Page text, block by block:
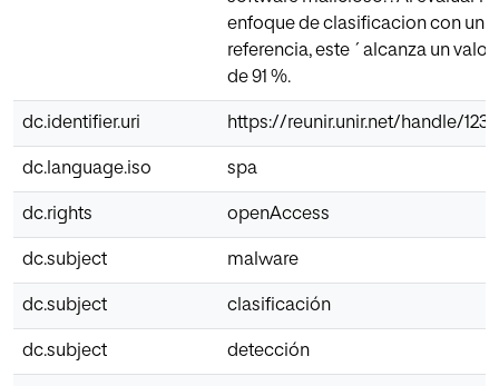
enfoque de clasificacion con un
referencia, este ´ alcanza un valor
de 91 %.
dc.identifier.uri https://reunir.unir.net/handle/
dc.language.iso spa
dc.rights openAccess
dc.subject malware
dc.subject clasificación
dc.subject detección